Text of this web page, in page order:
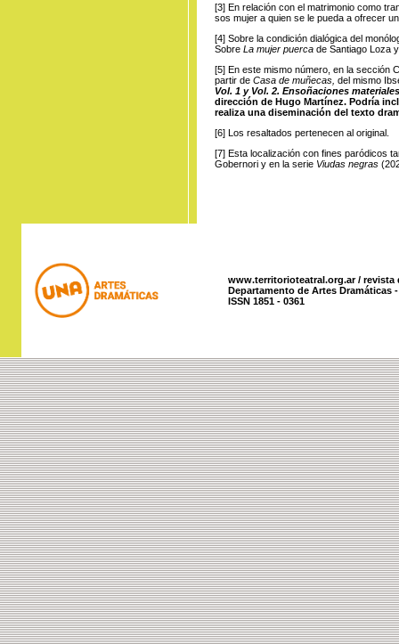
[3] En relacióncon el matrimonio como
sos mujer a quien se le pueda a ofrecer
[4] Sobrela condición dialógica del
Sobre La mujer puercade Santiago Loza
[5] En estemismo número, en la sección
partir de Casa de muñecas, del mismo
Vol. 1 y Vol. 2. Ensoñaciones
dirección de Hugo Martínez. Podría
realiza una diseminación del texto
[6] Los resaltados pertenecen al original.
[7] Esta localizacióncon fines paródicos
Gobernori y en la serie Viudas negras
www.territorioteatral.org.ar /
Departamento de Artes Dramáticas
ISSN 1851 - 0361